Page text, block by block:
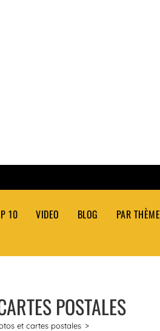
10 VIDEO BLOG PAR THÈME
POSTALES
et cartes postales >